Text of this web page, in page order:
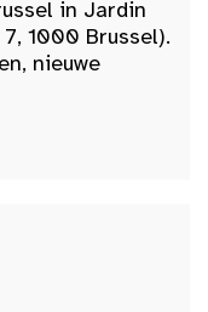
in Jardin
1000 Brussel).
nieuwe